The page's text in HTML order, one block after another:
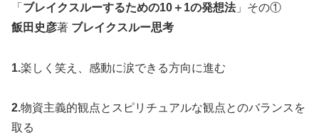
「 ブレイクスルーするための10＋1の発想法」その①
飯田史彦著 ブレイクスルー思考
1.楽しく笑え、感動に涙できる方向に進む
2.物資主義的観点とスピリチュアルな観点とのバランスを
取る